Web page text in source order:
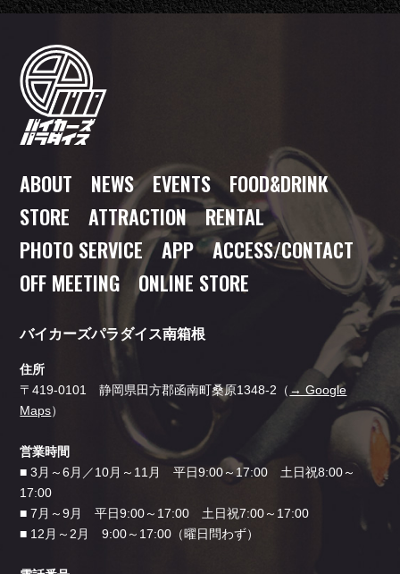
ABOUT NEWS EVENTS FOOD&DRINK
STORE
ATTRACTION
RENTAL
PHOTO SERVICE
APP
ACCESS/CONTACT
OFF MEETING
ONLINE STORE
バイカーズパラダイス南箱根
住所
〒419-0101 静岡県田方郡函南町桑原1348-2（ → Google
Maps）
営業時間
■ 3月～6月／10月～11月 平日9:00～17:00 土日祝8:00～
17:00
■ 7月～9月 平日9:00～17:00 土日祝7:00～17:00
■ 12月～2月 9:00～17:00（曜日問わず）